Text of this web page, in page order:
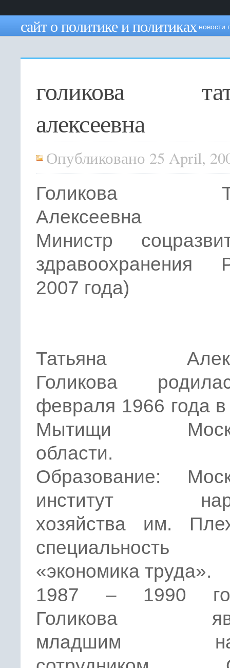
сайт о политике и политиках новости
голикова
алексеевна
Опубликовано 25 April,
Голикова
Алексеевна
Министр
2007 года)
Татьяна
Голикова
февраля 1966 года в
Мытищи
области.
Образование:
институт
хозяйства им.
«экономика труда».
1987 – 1990
Голикова
младшим